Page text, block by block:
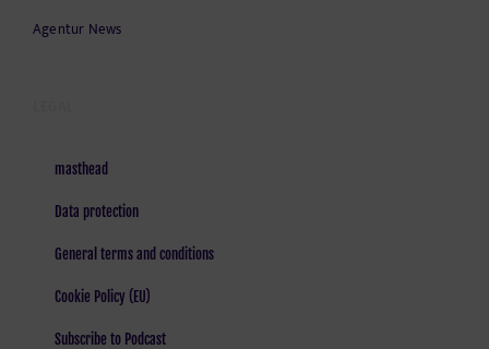
Agentur News
masthead
Data protection
General terms and conditions
Cookie Policy (EU)
Subscribe to Podcast